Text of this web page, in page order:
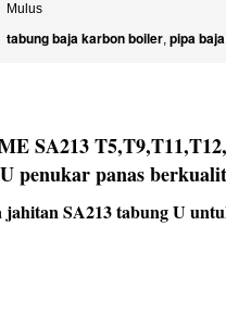
Mulus
tabung baja karbon boiler, pipa
SA213
penukar panas
jahitan SA213 tabung U